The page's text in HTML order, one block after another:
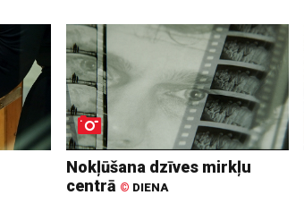
Nokļūšana dzīves mirkļu
centrā © DIENA